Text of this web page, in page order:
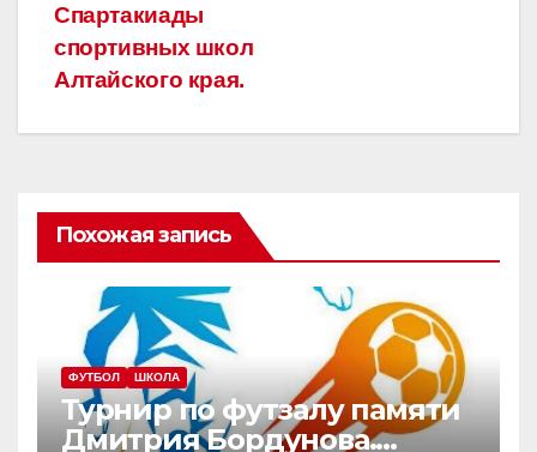
Спартакиады
спортивных школ
Алтайского края.
Похожая запись
ФУТБОЛ ШКОЛА
Турнир по футзалу памяти
Дмитрия Бордунова.